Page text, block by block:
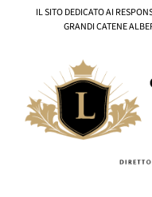
IL SITO DEDICATO AI
GRANDI CATENE